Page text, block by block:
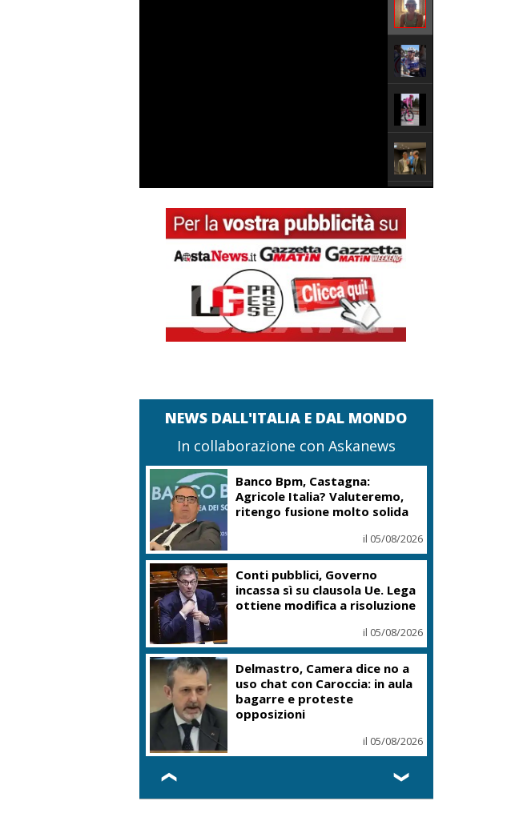
NEWS DALL'ITALIA E DAL MONDO
In collaborazione con Askanews
Banco Bpm, Castagna:
Agricole Italia? Valuteremo,
ritengo fusione molto solida
il 05/08/2026
Conti pubblici, Governo
incassa sì su clausola Ue. Lega
ottiene modifica a risoluzione
il 05/08/2026
Delmastro, Camera dice no a
uso chat con Caroccia: in aula
bagarre e proteste
opposizioni
il 05/08/2026
❮ ❯